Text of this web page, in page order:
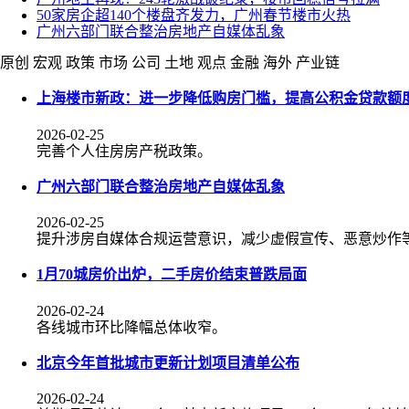
50家房企超140个楼盘齐发力，广州春节楼市火热
广州六部门联合整治房地产自媒体乱象
原创 宏观 政策 市场 公司 土地 观点 金融 海外 产业链
上海楼市新政：进一步降低购房门槛，提高公积金贷款额
2026-02-25
完善个人住房房产税政策。
广州六部门联合整治房地产自媒体乱象
2026-02-25
提升涉房自媒体合规运营意识，减少虚假宣传、恶意炒作
​1月70城房价出炉，二手房价结束普跌局面
2026-02-24
各线城市环比降幅总体收窄。
北京今年首批城市更新计划项目清单公布
2026-02-24